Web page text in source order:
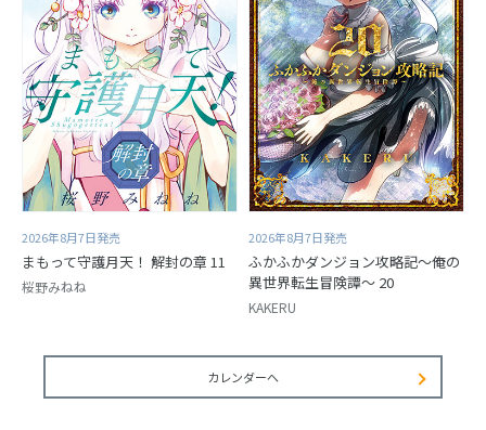
2026年8月7日発売
まもって守護月天！ 解封の章 11
桜野みねね
2026年8月7日発売
ふかふかダンジョン攻略記～俺の
異世界転生冒険譚～ 20
KAKERU
カレンダーへ